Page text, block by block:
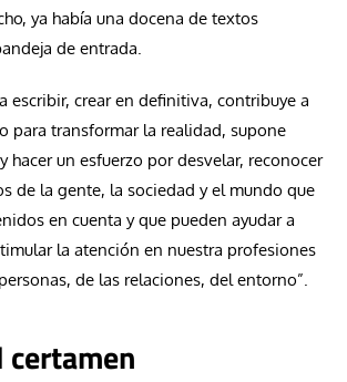
ya había una docena de textos
de entrada.
escribir, crear en definitiva, contribuye a
para transformar la realidad, supone
hacer un esfuerzo por desvelar, reconocer
de la gente, la sociedad y el mundo que
en cuenta y que pueden ayudar a
la atención en nuestra profesiones
de las relaciones, del entorno”.
certamen